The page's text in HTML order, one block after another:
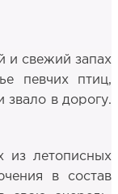
и свежий запах
певчих птиц,
звало в дорогу.
из летописных
в состав